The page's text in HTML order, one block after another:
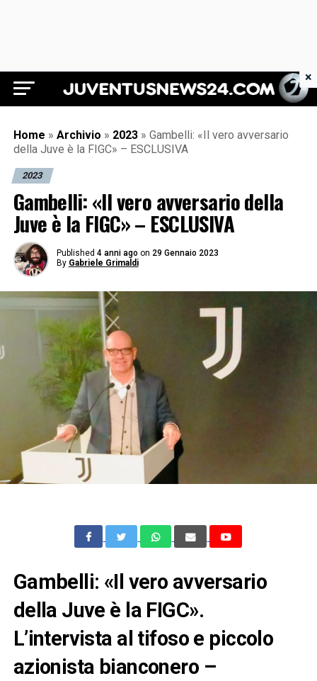
Juventus News 24
Home » Archivio » 2023 » Gambelli: «Il vero avversario
della Juve è la FIGC» – ESCLUSIVA
2023
Gambelli: «Il vero avversario della
Juve è la FIGC» – ESCLUSIVA
Published 4 anni ago on 29 Gennaio 2023
By Gabriele Grimaldi
Gambelli: «Il vero avversario
della Juve è la FIGC».
L’intervista al tifoso e piccolo
azionista bianconero –
×